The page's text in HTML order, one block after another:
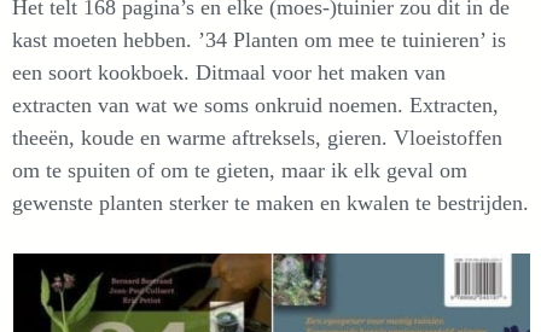
Het telt 168 pagina’s en elke (moes-)tuinier zou dit in de
kast moeten hebben. ’34 Planten om mee te tuinieren’ is
een soort kookboek. Ditmaal voor het maken van
extracten van wat we soms onkruid noemen. Extracten,
theeën, koude en warme aftreksels, gieren. Vloeistoffen
om te spuiten of om te gieten, maar ik elk geval om
gewenste planten sterker te maken en kwalen te bestrijden.